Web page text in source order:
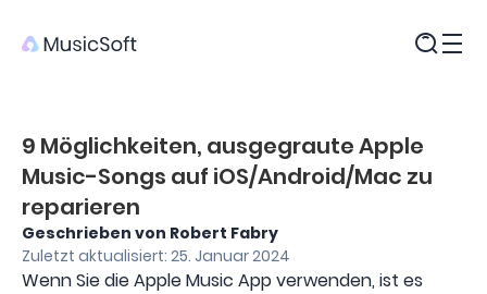
9 Möglichkeiten, ausgegraute Apple
Music-Songs auf iOS/Android/Mac zu
reparieren
Geschrieben von Robert Fabry
Zuletzt aktualisiert: 25. Januar 2024
Wenn Sie die Apple Music App verwenden, ist es